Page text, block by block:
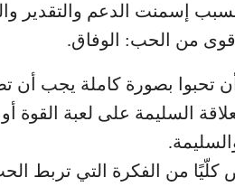
إسمنت الدعم والتقدير
من الحب: الوفاق.
السليمة على لعبة
كلّيًا من الفكرة التي تربط